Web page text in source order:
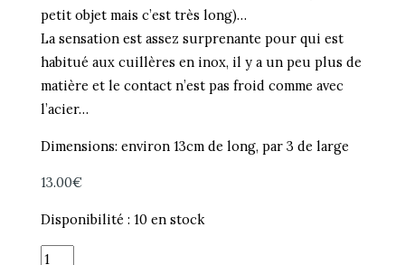
petit objet mais c’est très long)…
La sensation est assez surprenante pour qui est
habitué aux cuillères en inox, il y a un peu plus de
matière et le contact n’est pas froid comme avec
l’acier…
Dimensions: environ 13cm de long, par 3 de large
13.00€
Disponibilité : 10 en stock
quantité